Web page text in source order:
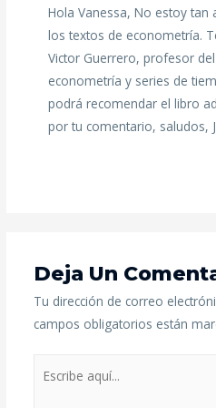
Hola Vanessa, No estoy tan
los textos de econometría.
Victor Guerrero, profesor
econometría y series de
podrá recomendar el libro
por tu comentario, saludos,
Deja Un
Tu dirección de correo
campos obligatorios están